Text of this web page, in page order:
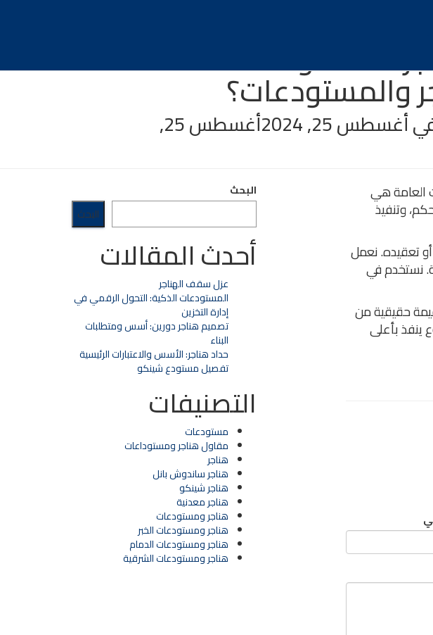
للمقاولات العامة
والمستودعات؟
أغسطس 25, 2024 أغسطس 25,
العامة هي
وتنفيذ
تعقيده. نعمل
نستخدم في
حقيقية من
ينفذ بأعلى
البحث
البحث
أحدث المقالات
عزل سقف الهناجر
المستودعات الذكية: التحول الرقمي في
إدارة التخزين
تصميم هناجر دورين: أسس ومتطلبات
البناء
حداد هناجر: الأسس والاعتبارات الرئيسية
تفصيل مستودع شينكو
التصنيفات
مستودعات
مقاول هناجر ومستوداعات
هناجر
هناجر ساندوش بانل
هناجر شينكو
هناجر معدنية
هناجر ومستودعات
هناجر ومستودعات الخبر
هناجر ومستودعات الدمام
هناجر ومستودعات الشرقية